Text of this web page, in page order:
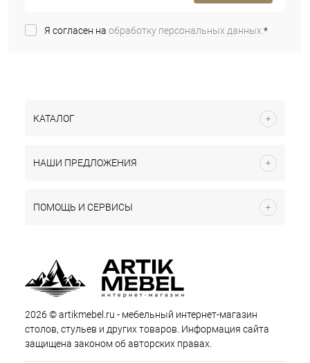
Я согласен на обработку персональных данных.*
КАТАЛОГ
НАШИ ПРЕДЛОЖЕНИЯ
ПОМОЩЬ И СЕРВИСЫ
2026 © artikmebel.ru - мебельный интернет-магазин
столов, стульев и других товаров. Информация сайта
защищена законом об авторских правах.